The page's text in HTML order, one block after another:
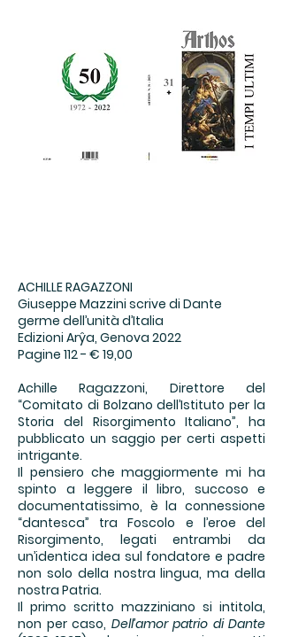
ACHILLE RAGAZZONI
Giuseppe Mazzini scrive di Dante
germe dell’unità d’Italia
Edizioni Arŷa, Genova 2022
Pagine 112 - € 19,00
Achille Ragazzoni, Direttore del
“Comitato di Bolzano dell’Istituto per la
Storia del Risorgimento Italiano”, ha
pubblicato un saggio per certi aspetti
intrigante.
Il pensiero che maggiormente mi ha
spinto a leggere il libro, succoso e
documentatissimo, è la connessione
“dantesca” tra Foscolo e l’eroe del
Risorgimento, legati entrambi da
un’identica idea sul fondatore e padre
non solo della nostra lingua, ma della
nostra Patria.
Il primo scritto mazziniano si intitola,
non per caso, Dell’amor patrio di Dante